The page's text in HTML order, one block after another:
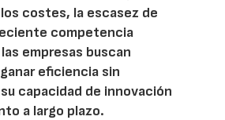
costes, la escasez de
competencia
empresas buscan
eficiencia sin
capacidad de innovación
a largo plazo.